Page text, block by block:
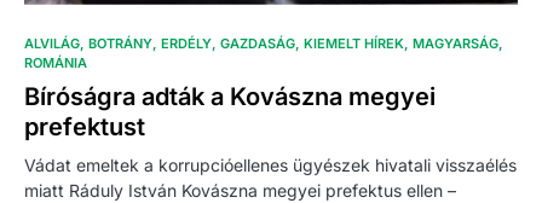
ALVILÁG BOTRÁNY ERDÉLY GAZDASÁG KIEMELT HÍREK MAGYARSÁG
ROMÁNIA
Bíróságra adták a Kovászna megyei
prefektust
Vádat emeltek a korrupcióellenes ügyészek hivatali visszaélés
miatt Ráduly István Kovászna megyei prefektus ellen –